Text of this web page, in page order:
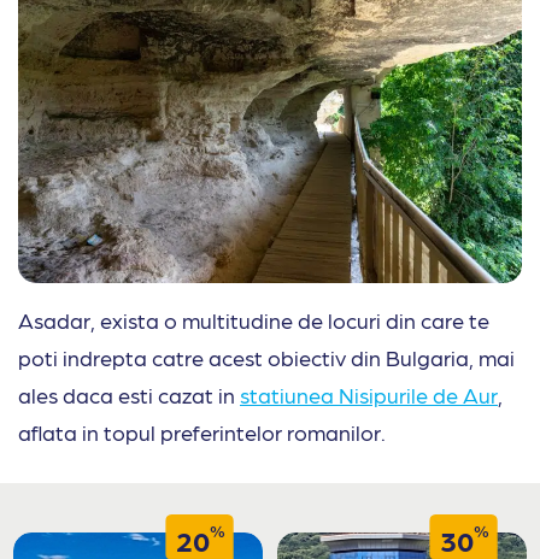
Asadar, exista o multitudine de locuri din care te
poti indrepta catre acest obiectiv din Bulgaria, mai
ales daca esti cazat in statiunea Nisipurile de Aur
aflata in topul preferintelor romanilor.
20% 30%